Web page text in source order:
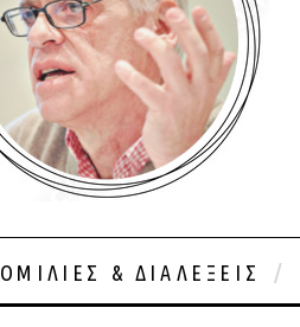
ΟΜΙΛΊΕΣ & ΔΙΑΛΈΞΕΙΣ